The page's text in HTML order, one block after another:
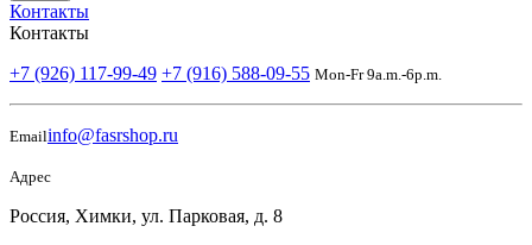
Контакты
Контакты
+7 (926) 117-99-49 +7 (916) 588-09-55 Mon-Fr 9a.m.-6p.m.
Emailinfo@fasrshop.ru
Адрес
Россия, Химки, ул. Парковая, д. 8